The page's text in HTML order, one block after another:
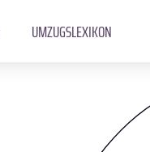
UMZUGSLEXIKON